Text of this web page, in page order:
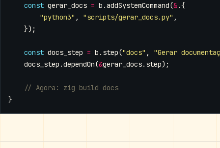
const gerar_docs = b .addSystemCommand(&.{
"python3" , "scripts/gerar_docs.py" ,
});
const docs_step = b . step("docs" ,
"Gerar
docs_step .dependOn(&gerar_docs. step);
}